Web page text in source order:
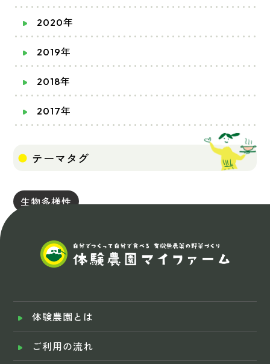
2020年
2019年
2018年
2017年
テーマタグ
生物多様性
体験農園とは
ご利用の流れ